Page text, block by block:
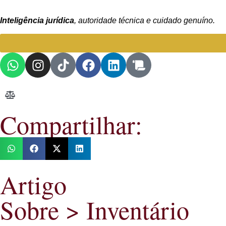
Inteligência jurídica, autoridade técnica e cuidado genuíno.
Compartilhar:
Artigo
Sobre > Inventário